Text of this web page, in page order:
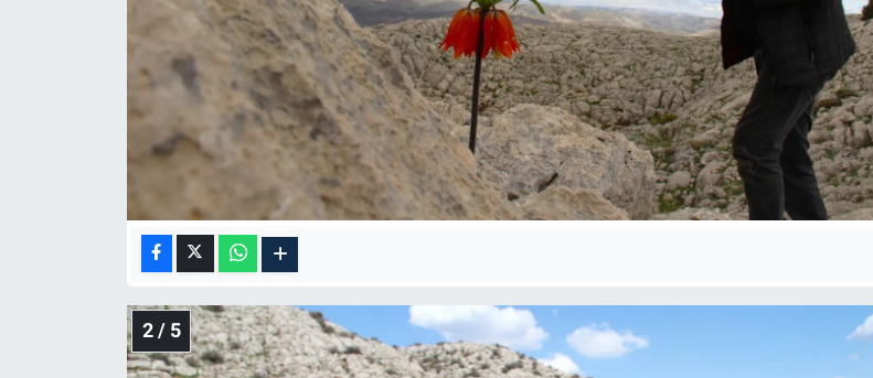
2 / 5